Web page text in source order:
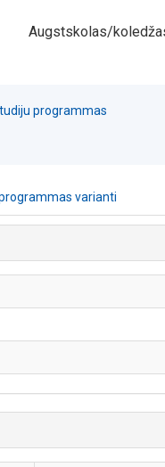
Augstskolas/
programmas
varianti